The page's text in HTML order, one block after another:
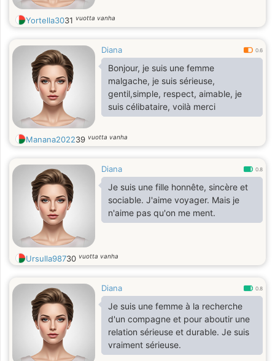
Yortella3031 vuotta vanha
Diana 0.6
Bonjour, je suis une femme
malgache, je suis sérieuse,
gentil,simple, respect, aimable, je
suis célibataire, voilà merci
Manana202239 vuotta vanha
Diana 0.8
Je suis une fille honnête, sincère et
sociable. J'aime voyager. Mais je
n'aime pas qu'on me ment.
Ursulla98730 vuotta vanha
Diana 0.8
Je suis une femme à la recherche
d'un compagne et pour aboutir une
relation sérieuse et durable. Je suis
vraiment sérieuse.